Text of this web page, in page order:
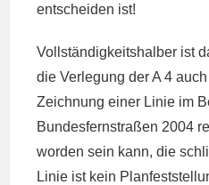
entscheiden ist!
Vollständigkeitshalber ist
die Verlegung der A 4
Zeichnung einer Linie im
Bundesfernstraßen 2004
worden sein kann, die
Linie ist kein